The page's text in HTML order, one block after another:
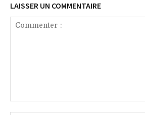
LAISSER UN COMMENTAIRE